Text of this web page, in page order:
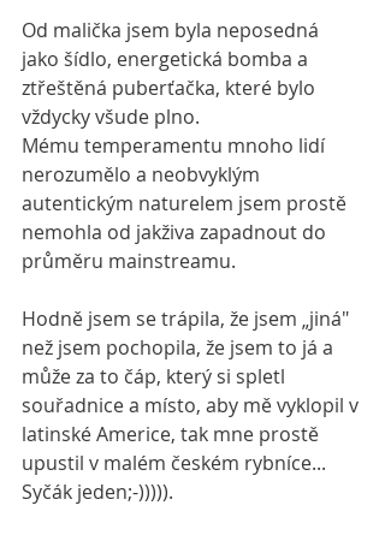
Od malička jsem byla neposedná
jako šídlo, energetická bomba a
ztřeštěná puberťačka, které bylo
vždycky všude plno.
Mému temperamentu mnoho lidí
nerozumělo a neobvyklým
autentickým naturelem jsem prostě
nemohla od jakživa zapadnout do
průměru mainstreamu.
Hodně jsem se trápila, že jsem „jiná"
než jsem pochopila, že jsem to já a
může za to čáp, který si spletl
souřadnice a místo, aby mě vyklopil v
latinské Americe, tak mne prostě
upustil v malém českém rybníce...
Syčák jeden;-))))).